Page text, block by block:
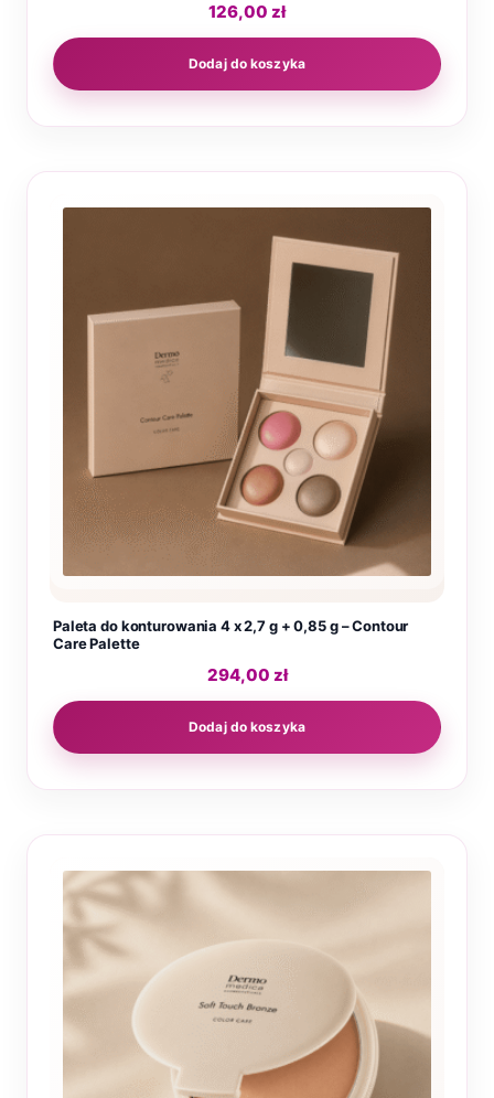
126,00 zł
Dodaj do koszyka
Paleta do konturowania 4 x 2,7 g + 0,85 g – Contour
Care Palette
294,00 zł
Dodaj do koszyka